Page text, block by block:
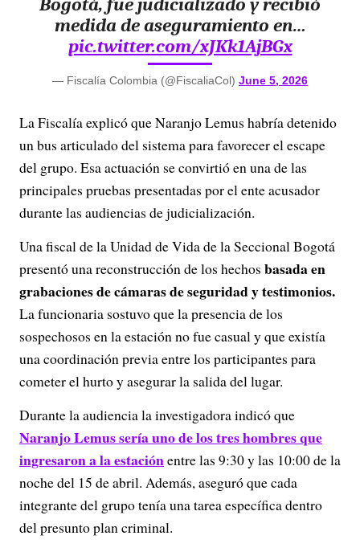
Bogotá, fue judicializado y recibió
medida de aseguramiento en…
pic.twitter.com/xJKk1AjBGx
— Fiscalía Colombia (@FiscaliaCol) June 5, 2026
La Fiscalía explicó que Naranjo Lemus habría detenido
un bus articulado del sistema para favorecer el escape
del grupo. Esa actuación se convirtió en una de las
principales pruebas presentadas por el ente acusador
durante las audiencias de judicialización.
Una fiscal de la Unidad de Vida de la Seccional Bogotá
presentó una reconstrucción de los hechos basada en
grabaciones de cámaras de seguridad y testimonios.
La funcionaria sostuvo que la presencia de los
sospechosos en la estación no fue casual y que existía
una coordinación previa entre los participantes para
cometer el hurto y asegurar la salida del lugar.
Durante la audiencia la investigadora indicó que
Naranjo Lemus sería uno de los tres hombres que
ingresaron a la estaciónentre las 9:30 y las 10:00 de la
noche del 15 de abril. Además, aseguró que cada
integrante del grupo tenía una tarea específica dentro
del presunto plan criminal.